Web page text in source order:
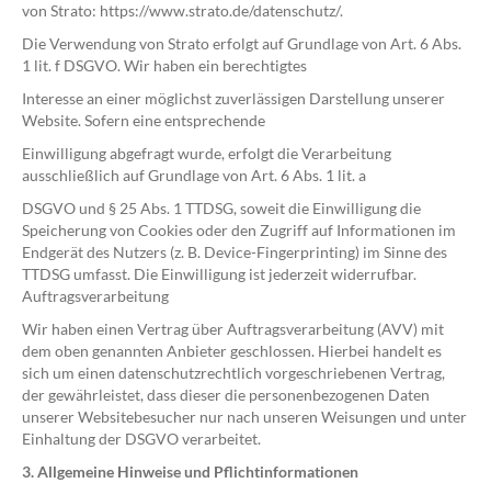
von Strato: https://www.strato.de/datenschutz/.
Die Verwendung von Strato erfolgt auf Grundlage von Art. 6 Abs.
1 lit. f DSGVO. Wir haben ein berechtigtes
Interesse an einer möglichst zuverlässigen Darstellung unserer
Website. Sofern eine entsprechende
Einwilligung abgefragt wurde, erfolgt die Verarbeitung
ausschließlich auf Grundlage von Art. 6 Abs. 1 lit. a
DSGVO und § 25 Abs. 1 TTDSG, soweit die Einwilligung die
Speicherung von Cookies oder den Zugriff auf Informationen im
Endgerät des Nutzers (z. B. Device-Fingerprinting) im Sinne des
TTDSG umfasst. Die Einwilligung ist jederzeit widerrufbar.
Auftragsverarbeitung
Wir haben einen Vertrag über Auftragsverarbeitung (AVV) mit
dem oben genannten Anbieter geschlossen. Hierbei handelt es
sich um einen datenschutzrechtlich vorgeschriebenen Vertrag,
der gewährleistet, dass dieser die personenbezogenen Daten
unserer Websitebesucher nur nach unseren Weisungen und unter
Einhaltung der DSGVO verarbeitet.
3. Allgemeine Hinweise und Pflichtinformationen